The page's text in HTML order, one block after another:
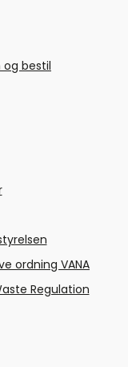
og bestil
ordning VANA
Regulation